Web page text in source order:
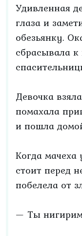
Удивленная
глаза и
обезьянку.
сбрасывала
Девочка
помахала
и пошла
Когда мачеха
стоит перед
побелела от
— Ты